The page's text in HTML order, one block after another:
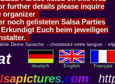
further details please inquire
organizer
noch gelisteten Salsa Parties
Euch beim jeweiligen
Deine Sprache - choisissez votre langue -
deutsch English Français
lsapictures.com